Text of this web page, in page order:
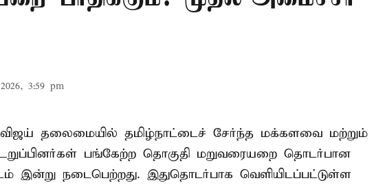
3:59 pm
தலைமையில் தமிழ்நாட்டைச் சேர்ந்த மக்களவை மற்றும்
பங்கேற்ற தொகுதி மறுவரையறை தொடர்பான
இன்று நடைபெற்றது. இதுதொடர்பாக வெளியிடப்பட்டுள்ள